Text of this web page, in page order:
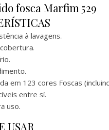
fosca Marfim 529
à lavagens.
em 123 cores Foscas
entre sí.
uso.
USAR